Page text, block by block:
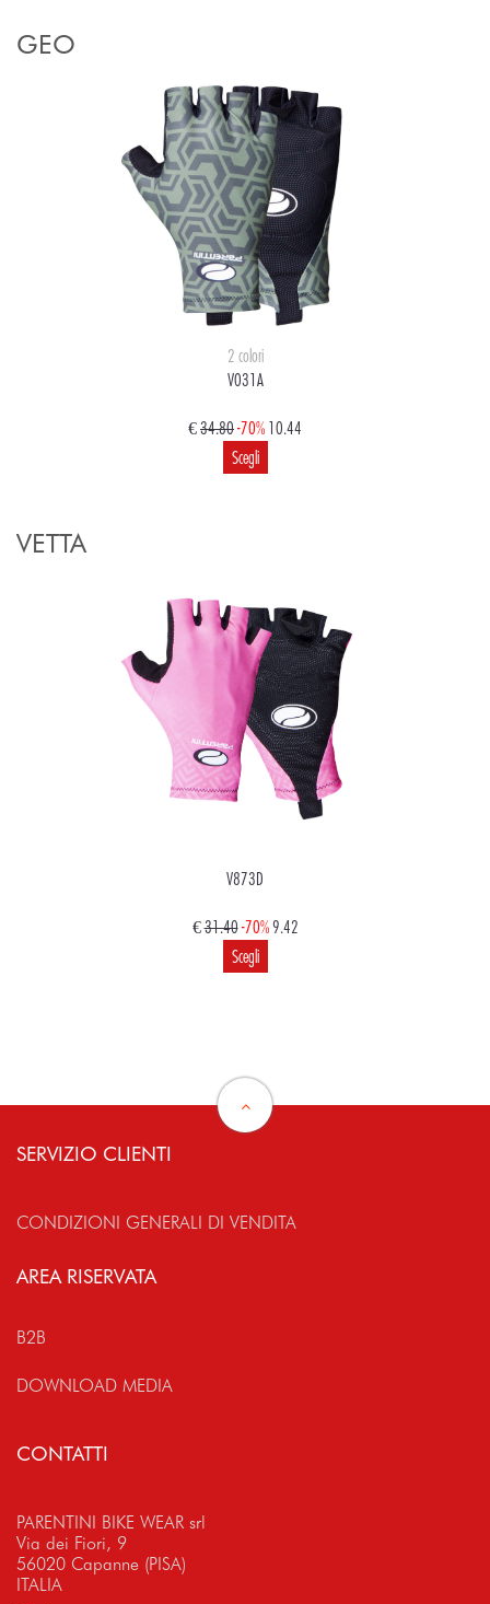
GEO
2 colori
V031A
€34.80-70% 10.44
Scegli
VETTA
V873D
€31.40-70%9.42
Scegli
SERVIZIO CLIENTI
CONDIZIONI GENERALI DI VENDITA
AREA RISERVATA
B2B
DOWNLOAD MEDIA
CONTATTI
PARENTINI BIKE WEAR srl
Via dei Fiori, 9
56020 Capanne (PISA)
ITALIA